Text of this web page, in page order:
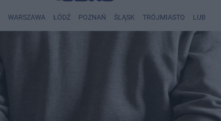
WARSZAWA ŁÓDŹ POZNAŃ ŚLĄSK TRÓJMIASTO LUBLIN